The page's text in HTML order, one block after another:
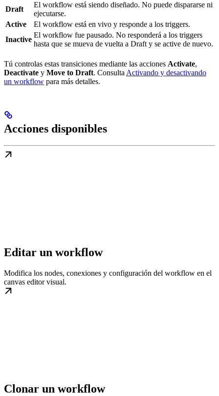
Draft
El workflow está siendo diseñado. No puede dispararse ni
ejecutarse.
Active
El workflow está en vivo y responde a los triggers.
Inactive
El workflow fue pausado. No responderá a los triggers
hasta que se mueva de vuelta a Draft y se active de nuevo.
Tú controlas estas transiciones mediante las acciones Activate,
Deactivate y Move to Draft. ConsultaActivando y desactivando
un workflow para más detalles.
Acciones disponibles
Editar un workflow
Modifica los nodes, conexiones y configuración del workflow en el
canvas editor visual.
Clonar un workflow